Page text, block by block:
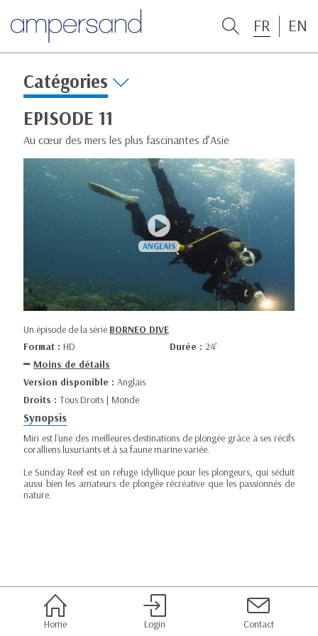
FR EN
Catégories
EPISODE 11
Au cœur des mers les plus fascinantes d’Asie
Un épisode de la série BORNEO DIVE
Format : HD Durée : 24’
Moins de détails
Version disponible : Anglais
Droits : Tous Droits | Monde
Synopsis
Miri est l'une des meilleures destinations de plongée grâce à ses récifs
coralliens luxuriants et à sa faune marine variée.
Le Sunday Reef est un refuge idyllique pour les plongeurs, qui séduit
aussi bien les amateurs de plongée récréative que les passionnés de
nature.
Home Login Contact